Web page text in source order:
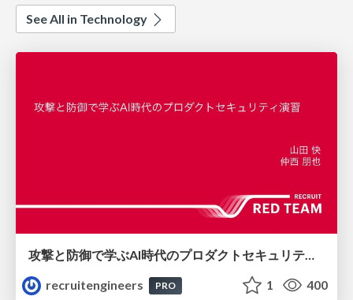
See All in Technology
recruitengineers
PRO 1 400